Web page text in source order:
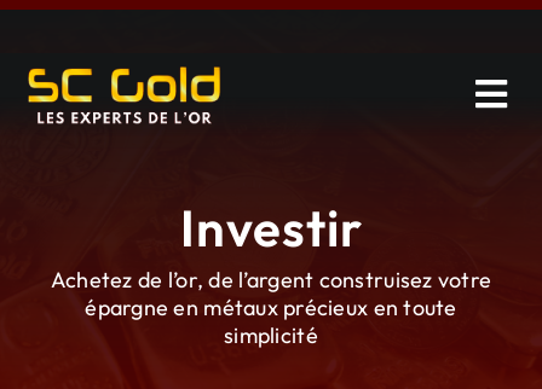
Skip
content
Catalogue
Investir
Achetez de l’or, de l’argent construisez votre
épargne en métaux précieux en toute
simplicité